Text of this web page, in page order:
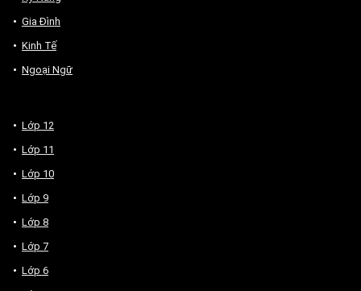
Gia Đình
Kinh Tế
Ngoại Ngữ
Lớp 12
Lớp 11
Lớp 10
Lớp 9
Lớp 8
Lớp 7
Lớp 6